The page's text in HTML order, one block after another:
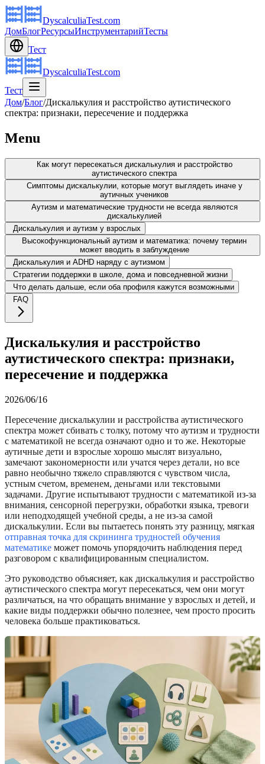
DyscalculiaTest.com
ДомБлогРесурсыИнструментарийТесты
Тест
DyscalculiaTest.com
Тест
Дом/Блог/Дискалькулия и расстройство аутистического
спектра: признаки, пересечение и поддержка
Menu
Как могут пересекаться дискалькулия и расстройство
аутистического спектра
Симптомы дискалькулии, которые могут выглядеть иначе у
аутичных учеников
Аутизм и математические трудности не всегда являются
дискалькулией
Дискалькулия и аутизм у взрослых
Высокофункциональный аутизм и математика: почему термин
может вводить в заблуждение
Дискалькулия и ADHD наряду с аутизмом
Стратегии поддержки в школе, дома и повседневной жизни
Что делать дальше, если оба профиля кажутся возможными
FAQ
Дискалькулия и расстройство
аутистического спектра: признаки,
пересечение и поддержка
2026/06/16
Пересечение дискалькулии и расстройства аутистического
спектра может сбивать с толку, потому что аутизм и трудности
с математикой не всегда означают одно и то же. Некоторые
аутичные дети и взрослые хорошо мыслят визуально,
замечают закономерности или учатся через детали, но все
равно необычно тяжело справляются с чувством числа,
устным счетом, временем, деньгами или текстовыми
задачами. Другие испытывают трудности с математикой из-за
внимания, сенсорной перегрузки, обработки языка, тревоги
или неподходящей учебной среды, а не из-за самой
дискалькулии. Если вы пытаетесь понять эту разницу, мягкая
отправная точка для скрининга трудностей обучения
математике может помочь упорядочить наблюдения перед
разговором с квалифицированным специалистом.
Это руководство объясняет, как дискалькулия и расстройство
аутистического спектра могут пересекаться, чем они могут
различаться, на что обращать внимание у взрослых и детей, и
какие виды поддержки обычно полезнее, чем просто просить
человека больше практиковаться.